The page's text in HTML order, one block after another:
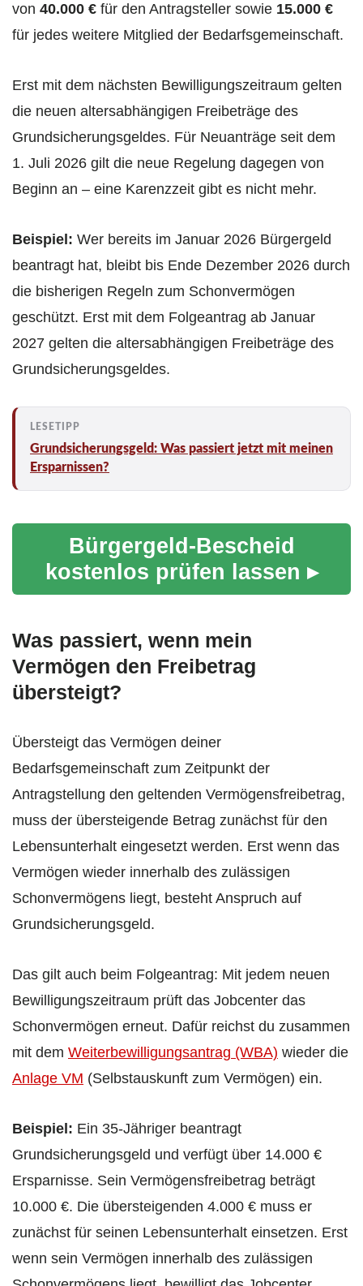
von 40.000 € für den Antragsteller sowie 15.000 €
für jedes weitere Mitglied der Bedarfsgemeinschaft.
Erst mit dem nächsten Bewilligungszeitraum gelten
die neuen altersabhängigen Freibeträge des
Grundsicherungsgeldes. Für Neuanträge seit dem
1. Juli 2026 gilt die neue Regelung dagegen von
Beginn an – eine Karenzzeit gibt es nicht mehr.
Beispiel: Wer bereits im Januar 2026 Bürgergeld
beantragt hat, bleibt bis Ende Dezember 2026 durch
die bisherigen Regeln zum Schonvermögen
geschützt. Erst mit dem Folgeantrag ab Januar
2027 gelten die altersabhängigen Freibeträge des
Grundsicherungsgeldes.
Grundsicherungsgeld: Was passiert jetzt mit meinen
Ersparnissen?
Bürgergeld-Bescheid
kostenlos prüfen lassen ▸
Was passiert, wenn mein
Vermögen den Freibetrag
übersteigt?
Übersteigt das Vermögen deiner
Bedarfsgemeinschaft zum Zeitpunkt der
Antragstellung den geltenden Vermögensfreibetrag,
muss der übersteigende Betrag zunächst für den
Lebensunterhalt eingesetzt werden. Erst wenn das
Vermögen wieder innerhalb des zulässigen
Schonvermögens liegt, besteht Anspruch auf
Grundsicherungsgeld.
Das gilt auch beim Folgeantrag: Mit jedem neuen
Bewilligungszeitraum prüft das Jobcenter das
Schonvermögen erneut. Dafür reichst du zusammen
mit dem Weiterbewilligungsantrag (WBA) wieder die
Anlage VM (Selbstauskunft zum Vermögen) ein.
Beispiel: Ein 35-Jähriger beantragt
Grundsicherungsgeld und verfügt über 14.000 €
Ersparnisse. Sein Vermögensfreibetrag beträgt
10.000 €. Die übersteigenden 4.000 € muss er
zunächst für seinen Lebensunterhalt einsetzen. Erst
wenn sein Vermögen innerhalb des zulässigen